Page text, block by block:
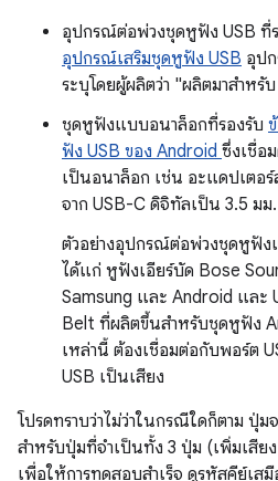
อุปกรณ์ต่อพ่วงชุดหูฟัง USB ที่
อุปกรณ์เสริมชุดหูฟัง USB อุป
ระบุโดยผู้ผลิตว่า "ผลิตมาสำหรั
ชุดหูฟังแบบอนาล็อกที่รองรับ
ฟัง USB ของ Android ซึ่งเชื่อ
เป็นอนาล็อก เช่น อะแดปเตอ
จาก USB-C ดิจิทัลเป็น 3.5 ม
ตัวอย่างอุปกรณ์ต่อพ่วงชุดหูฟัง
ได้แก่ หูฟังเอียร์บัด Bose
Samsung และ Android และ
Belt ที่ผลิตขึ้นสำหรับชุดหูฟัง
เหล่านี้ ต้องเชื่อมต่อกับพอร์ต
USB เป็นเสียง
โปรดทราบว่าไม่ว่าในกรณีใดก็ตาม ปุ่
สำหรับปุ่มที่จำเป็นทั้ง 3 ปุ่ม (เพิ่มเสีย
เพื่อให้การทดสอบสำเร็จ ดูรหัสคีย์เส